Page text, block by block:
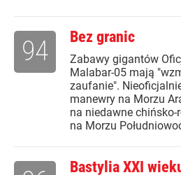
Bez granic
Zabawy gigantów
Malabar-05 mają
zaufanie".
manewry na Morzu
na niedawne
na Morzu
94
Bastylia XXI